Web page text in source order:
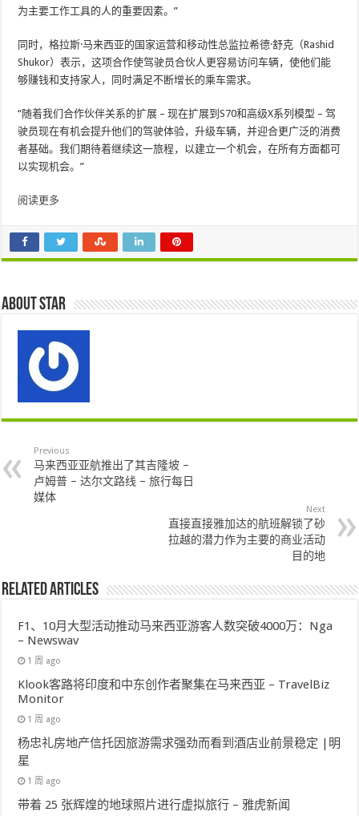
为主要工作工具的人的重要因素。”
同时，格拉斯·马来西亚的国家运营和移动性总监拉希德·舒克（Rashid
Shukor）表示，这项合作使驾驶员合伙人更容易访问车辆，使他们能
够赚钱和支持家人，同时满足不断增长的乘车需求。
“随着我们合作伙伴关系的扩展 – 现在扩展到S70和高级X系列模型 – 驾
驶员现在有机会提升他们的驾驶体验，升级车辆，并迎合更广泛的消费
者基础。我们期待着继续这一旅程，以建立一个机会，在所有方面都可
以实现机会。”
阅读更多
About star
Previous
马来西亚亚航推出了其吉隆坡 –
卢姆普 – 达尔文路线 – 旅行每日
媒体
Next
直接直接雅加达的航班解锁了砂
拉越的潜力作为主要的商业活动
目的地
Related Articles
F1、10月大型活动推动马来西亚游客人数突破4000万：Nga
– Newswav
1 周 ago
Klook客路将印度和中东创作者聚集在马来西亚 – TravelBiz
Monitor
1 周 ago
杨忠礼房地产信托因旅游需求强劲而看到酒店业前景稳定 |明
星
1 周 ago
带着 25 张辉煌的地球照片进行虚拟旅行 – 雅虎新闻